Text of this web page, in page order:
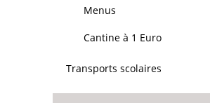
Menus
Cantine à 1 Euro
Transports scolaires